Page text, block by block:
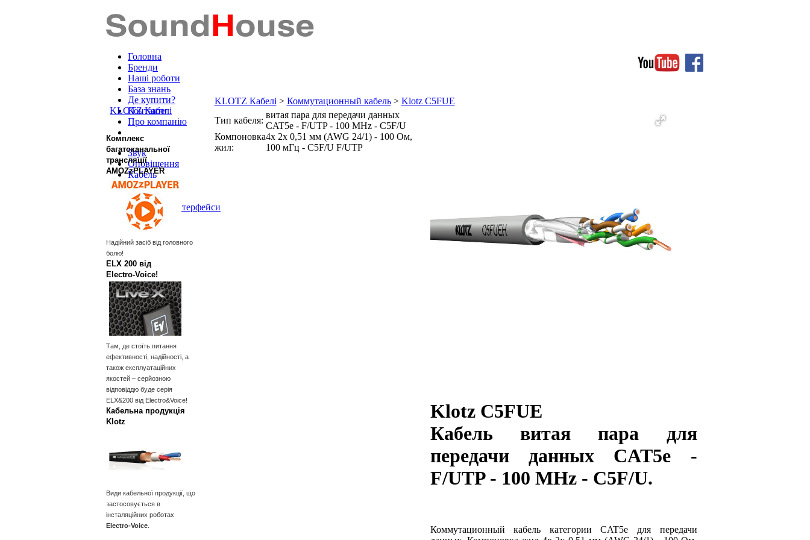
Головна
Бренди
Наші роботи
База знань
Де купити?
Контакти
Про компанію
Звук
Оповіщення
Кабель
Ферми
Роз'єми
DANTE™ Інтерфейси
KLOTZ Кабелі
Комплекс
багатоканальної
трансляції
AMOZzPLAYER
Надійний засіб від головного
болю!
ELX 200 від
Electro‑Voice!
Там, де стоїть питання
ефективності, надійності, а
також експлуатаційних
якостей – серйозною
відповіддю буде серія
ELX&200 від Electro&Voice!
Кабельна продукція
Klotz
Види кабельної продукції, що
застосовується в
інсталяційних роботах
Electro-Voice
KLOTZ Кабелі > Коммутационный кабель > Klotz C5FUE
Тип кабеля:
витая пара для передачи данных
CAT5e - F/UTP - 100 MHz - C5F/U
Компоновка
жил:
4x 2x 0,51 мм (AWG 24/1) - 100 Ом,
100 мГц - C5F/U F/UTP
Klotz C5FUE
Кабель витая пара для
передачи данных CAT5e -
F/UTP - 100 MHz - C5F/U.
Коммутационный кабель категории CAT5e для передачи